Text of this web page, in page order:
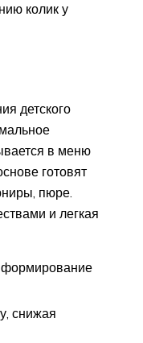
колик у
детского
в меню
готовят
пюре.
и легкая
формирование
снижая